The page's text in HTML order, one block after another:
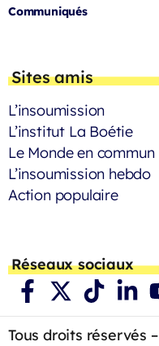
Communiqués
Sites amis
L’insoumission
L’institut La Boétie
Le Monde en commun
L’insoumission hebdo
Action populaire
Réseaux sociaux
Tous droits réservés –